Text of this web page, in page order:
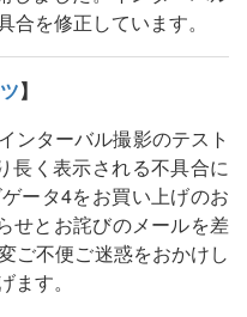
を修正しています。
】
ンターバル撮影のテスト
長く表示される不具合に
ータ4をお買い上げのお
せとお詫びのメールを差
ご不便ご迷惑をおかけし
す。